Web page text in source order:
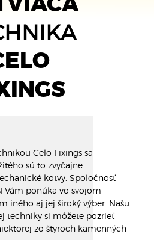
Celo Fixings sa
sú to zvyčajne
kotvy. Spoločnosť
Vám ponúka vo svojom
iného aj jej široký výber. Našu
techniky si môžete pozrieť
zo štyroch kamenných